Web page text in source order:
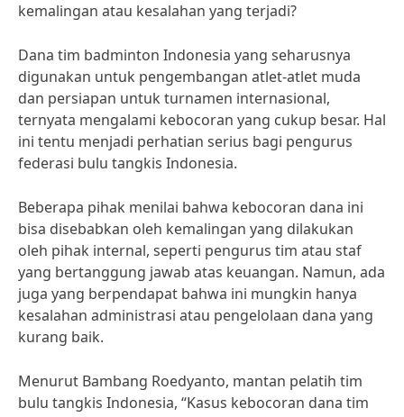
kemalingan atau kesalahan yang terjadi?
Dana tim badminton Indonesia yang seharusnya
digunakan untuk pengembangan atlet-atlet muda
dan persiapan untuk turnamen internasional,
ternyata mengalami kebocoran yang cukup besar. Hal
ini tentu menjadi perhatian serius bagi pengurus
federasi bulu tangkis Indonesia.
Beberapa pihak menilai bahwa kebocoran dana ini
bisa disebabkan oleh kemalingan yang dilakukan
oleh pihak internal, seperti pengurus tim atau staf
yang bertanggung jawab atas keuangan. Namun, ada
juga yang berpendapat bahwa ini mungkin hanya
kesalahan administrasi atau pengelolaan dana yang
kurang baik.
Menurut Bambang Roedyanto, mantan pelatih tim
bulu tangkis Indonesia, “Kasus kebocoran dana tim